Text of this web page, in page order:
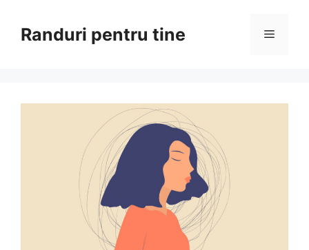
conținutRanduri pentru tine Meniu